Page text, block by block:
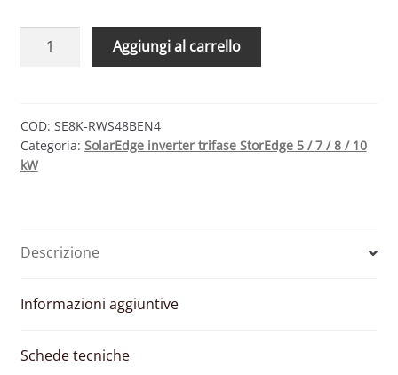
Inverter
8000
w
trifase
Aggiungi al carrello
COD: SE8K-RWS48BEN4
Categoria: SolarEdge inverter trifase StorEdge 5 / 7 / 8 / 10
kW
Descrizione
Informazioni aggiuntive
Schede tecniche